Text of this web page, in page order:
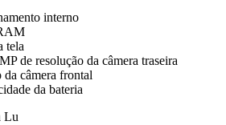
interno
tela
de resolução da câmera traseira
da câmera frontal
da bateria
Lu